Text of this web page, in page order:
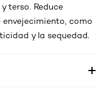
terso. Reduce
como
y la sequedad.